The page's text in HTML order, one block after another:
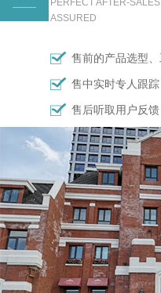
PERFECT AFTER-
ASSURED
售前的产品选型
售中实时专人跟
售后听取用户反